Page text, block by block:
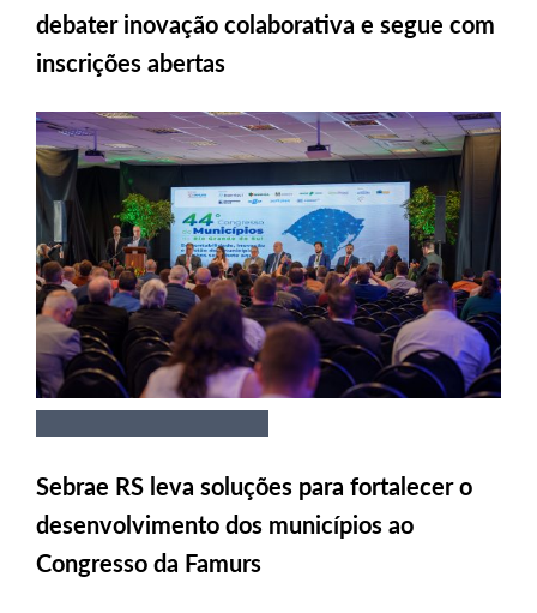
debater inovação colaborativa e segue com
inscrições abertas
Sebrae RS leva soluções para fortalecer o
desenvolvimento dos municípios ao
Congresso da Famurs